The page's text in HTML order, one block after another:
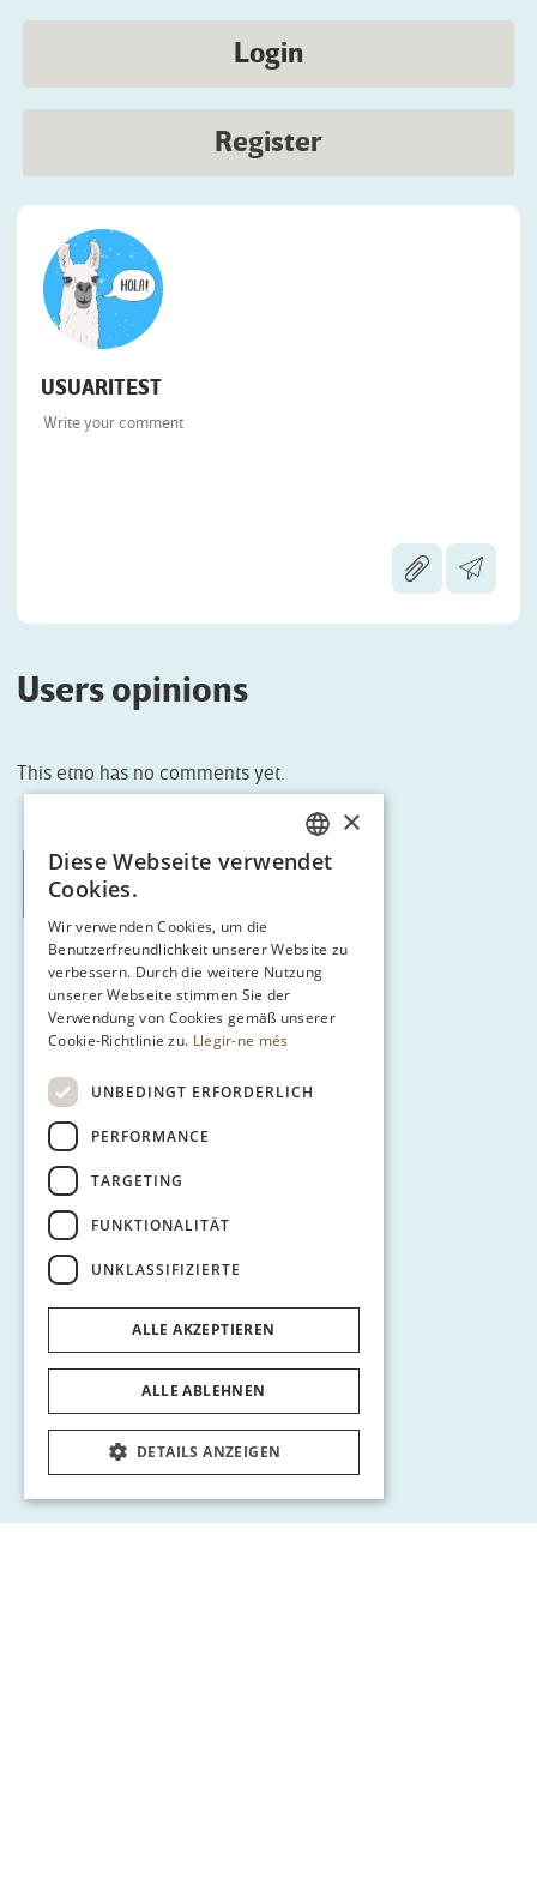
Login
Register
USUARITEST
Users opinions
This etno has no comments yet.
< Tornar a Route 3
CATALAN
SPANISH
×
Diese Webseite verwendet
Cookies.
Wir verwenden Cookies, um die
Benutzerfreundlichkeit unserer Website zu
verbessern. Durch die weitere Nutzung
unserer Webseite stimmen Sie der
Verwendung von Cookies gemäß unserer
Cookie-Richtlinie zu. Llegir-ne més
UNBEDINGT ERFORDERLICH
PERFORMANCE
TARGETING
FUNKTIONALITÄT
UNKLASSIFIZIERTE
ALLE AKZEPTIEREN
ALLE ABLEHNEN
DETAILS ANZEIGEN